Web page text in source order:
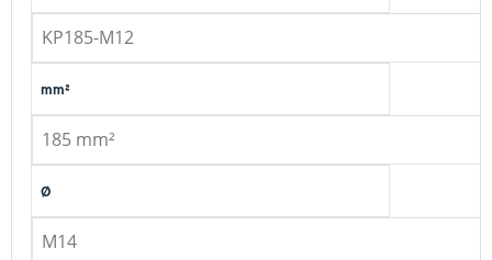
KP185-M12
mm²
185 mm²
Ø
M14